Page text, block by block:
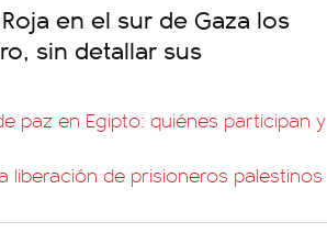
en el sur de Gaza los
sin detallar sus
paz en Egipto: quiénes participan y
liberación de prisioneros palestinos